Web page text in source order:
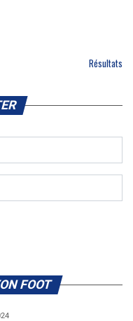
Résultats
FOOT